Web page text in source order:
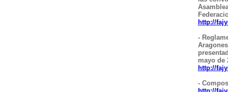
http://
-
mayo de
http://
-